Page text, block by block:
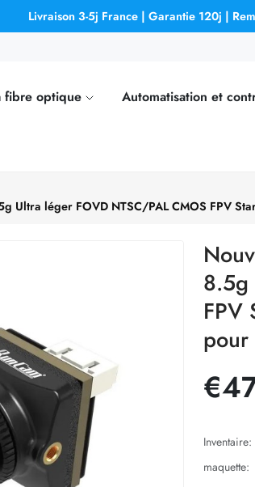
Livraison 3-5j France | Garantie 120j |
fibre optique Automatisation et
Ultra léger FOVD NTSC/PAL CMOS FPV
8.5g
FPV
pour
Inventaire:
maquette: